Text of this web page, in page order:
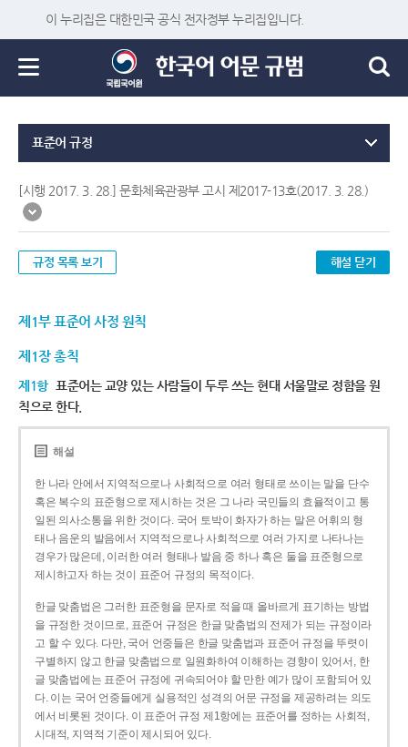
이 누리집은 대한민국 공식 전자정부 누리집입니다.
표준어 규정
[시행 2017. 3. 28.] 문화체육관광부 고시 제2017-13호(2017. 3. 28.)
규정 목록 보기 해설 닫기
제1부 표준어 사정 원칙
제1장 총칙
제1항 표준어는 교양 있는 사람들이 두루 쓰는 현대 서울말로 정함을 원
칙으로 한다.
해설
한 나라 안에서 지역적으로나 사회적으로 여러 형태로 쓰이는 말을 단수
혹은 복수의 표준형으로 제시하는 것은 그 나라 국민들의 효율적이고 통
일된 의사소통을 위한 것이다. 국어 토박이 화자가 하는 말은 어휘의 형
태나 음운의 발음에서 지역적으로나 사회적으로 여러 가지로 나타나는
경우가 많은데, 이러한 여러 형태나 발음 중 하나 혹은 둘을 표준형으로
제시하고자 하는 것이 표준어 규정의 목적이다.
한글 맞춤법은 그러한 표준형을 문자로 적을 때 올바르게 표기하는 방법
을 규정한 것이므로, 표준어 규정은 한글 맞춤법의 전제가 되는 규정이라
고 할 수 있다. 다만, 국어 언중들은 한글 맞춤법과 표준어 규정을 뚜렷이
구별하지 않고 한글 맞춤법으로 일원화하여 이해하는 경향이 있어서, 한
글 맞춤법에는 표준어 규정에 귀속되어야 할 만한 예가 많이 포함되어 있
다. 이는 국어 언중들에게 실용적인 성격의 어문 규정을 제공하려는 의도
에서 비롯된 것이다. 이 표준어 규정 제1항에는 표준어를 정하는 사회적,
시대적, 지역적 기준이 제시되어 있다.